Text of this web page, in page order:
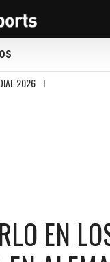
2026 I
EN